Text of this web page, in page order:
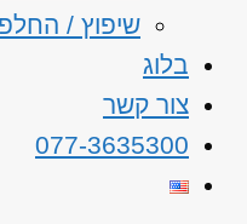
שיפוץ /
בלוג
צור קשר
077-3635300